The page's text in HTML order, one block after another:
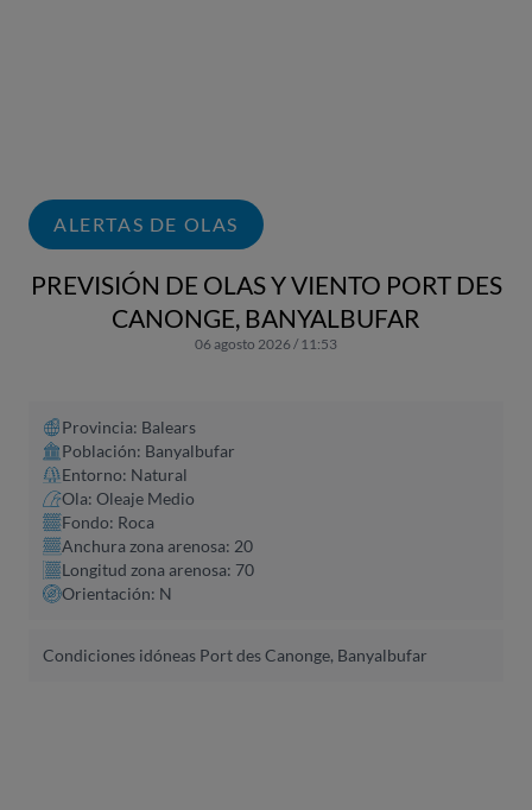
ALERTAS DE OLAS
PREVISIÓN DE OLAS Y VIENTO PORT DES
CANONGE, BANYALBUFAR
06 agosto 2026 / 11:53
Provincia: Balears
Población: Banyalbufar
Entorno: Natural
Ola: Oleaje Medio
Fondo: Roca
Anchura zona arenosa: 20
Longitud zona arenosa: 70
Orientación: N
Condiciones idóneas Port des Canonge, Banyalbufar